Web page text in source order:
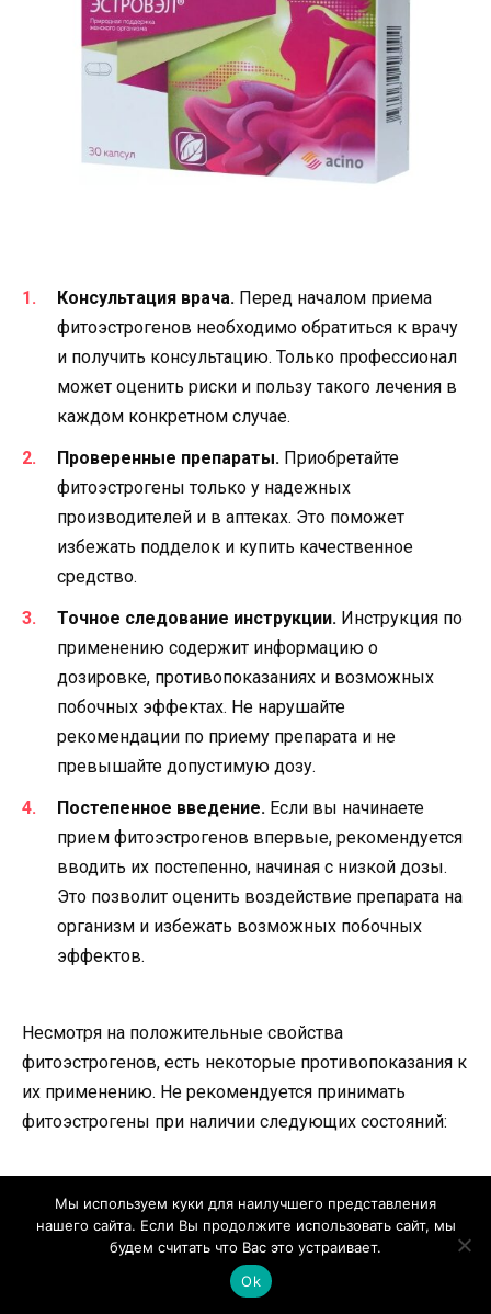
Консультация врача. Перед началом приема
фитоэстрогенов необходимо обратиться к врачу
и получить консультацию. Только профессионал
может оценить риски и пользу такого лечения в
каждом конкретном случае.
Проверенные препараты. Приобретайте
фитоэстрогены только у надежных
производителей и в аптеках. Это поможет
избежать подделок и купить качественное
средство.
Точное следование инструкции. Инструкция по
применению содержит информацию о
дозировке, противопоказаниях и возможных
побочных эффектах. Не нарушайте
рекомендации по приему препарата и не
превышайте допустимую дозу.
Постепенное введение. Если вы начинаете
прием фитоэстрогенов впервые, рекомендуется
вводить их постепенно, начиная с низкой дозы.
Это позволит оценить воздействие препарата на
организм и избежать возможных побочных
эффектов.
Несмотря на положительные свойства
фитоэстрогенов, есть некоторые противопоказания к
их применению. Не рекомендуется принимать
фитоэстрогены при наличии следующих состояний:
Гормоноактивные опухоли.
опухолей, зависящих от гормонального фона,
применение фитоэстрогенов может
способствовать их росту.
Мы используем куки для наилучшего представления
нашего сайта. Если Вы продолжите использовать сайт, мы
будем считать что Вас это устраивает.
Ok